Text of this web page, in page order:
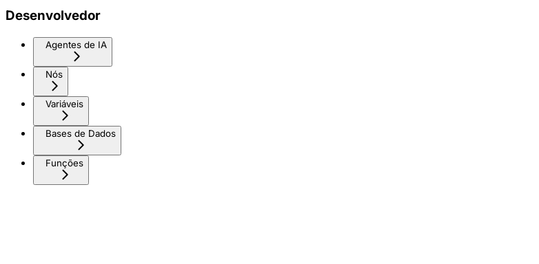
Desenvolvedor
Agentes de IA
Nós
Variáveis
Bases de Dados
Funções